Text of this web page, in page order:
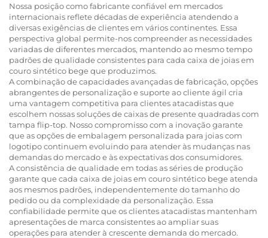
Nossa posição como fabricante confiável em mercados
internacionais reflete décadas de experiência atendendo a
diversas exigências de clientes em vários continentes. Essa
perspectiva global permite-nos compreender as necessidades
variadas de diferentes mercados, mantendo ao mesmo tempo
padrões de qualidade consistentes para cada caixa de joias em
couro sintético bege que produzimos.
A combinação de capacidades avançadas de fabricação, opções
abrangentes de personalização e suporte ao cliente ágil cria
uma vantagem competitiva para clientes atacadistas que
escolhem nossas soluções de caixas de presente quadradas com
tampa flip-top. Nosso compromisso com a inovação garante
que as opções de embalagem personalizada para joias com
logotipo continuem evoluindo para atender às mudanças nas
demandas do mercado e às expectativas dos consumidores.
A consistência de qualidade em todas as séries de produção
garante que cada caixa de joias em couro sintético bege atenda
aos mesmos padrões, independentemente do tamanho do
pedido ou da complexidade da personalização. Essa
confiabilidade permite que os clientes atacadistas mantenham
apresentações de marca consistentes ao ampliar suas
operações para atender à crescente demanda do mercado.